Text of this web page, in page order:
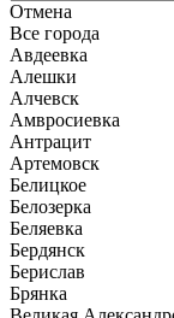
Отмена
Все города
Авдеевка
Алешки
Алчевск
Амвросиевка
Антрацит
Артемовск
Белицкое
Белозерка
Беляевка
Бердянск
Берислав
Брянка